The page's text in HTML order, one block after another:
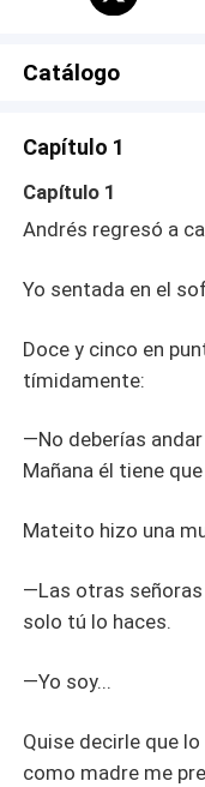
Catálogo
Capítulo 1
Capítulo 1
Andrés regresó a
Yo sentada en el
Doce y cinco en
tímidamente:
—No deberías
Mañana él tiene
Mateito hizo una
—Las otras
solo tú lo haces.
—Yo soy...
Quise decirle que
como madre me